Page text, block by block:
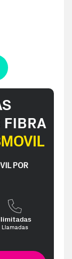
FIBRA
POR
Llamadas